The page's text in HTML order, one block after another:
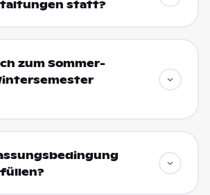
statt?
zum Sommer-